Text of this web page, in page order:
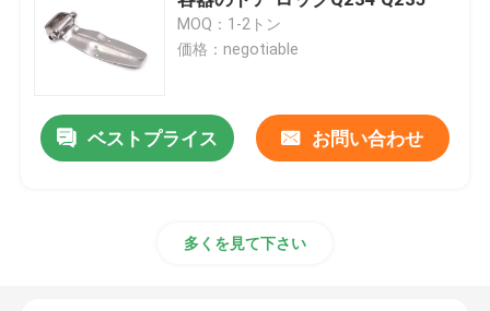
インコロイ800H
インコロイ800HT
MOQ：1-2トン
価格：negotiable
ベストプライス お問い合わせ
多くを見て下さい